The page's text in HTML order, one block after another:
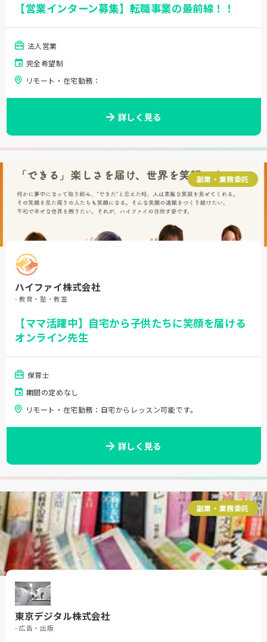
【営業インターン募集】転職事業の最前線！！
法人営業
完全希望制
リモート・在宅勤務：
詳しく見る
副業・業務委託
ハイファイ株式会社
- 教育・塾・教室
【ママ活躍中】自宅から子供たちに笑顔を届ける
オンライン先生
保育士
期間の定めなし
リモート・在宅勤務：自宅からレッスン可能です。
詳しく見る
副業・業務委託
東京デジタル株式会社
- 広告・出版